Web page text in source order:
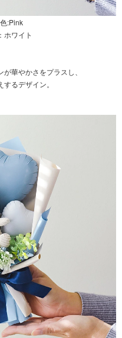
:Pink
ホワイト
華やかさをプラスし、
るデザイン。